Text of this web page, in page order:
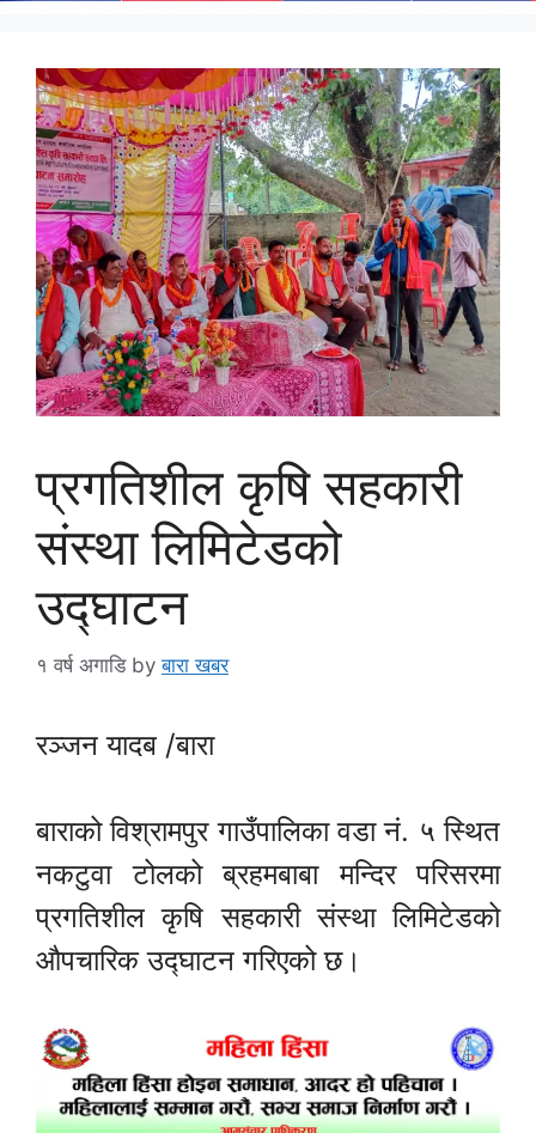
प्रगतिशील कृषि सहकारी
संस्था लिमिटेडको
उद्घाटन
१ वर्ष अगाडि byबारा खबर
रञ्जन यादब /बारा
बाराको विश्रामपुर गाउँपालिका वडा नं. ५ स्थित
नकटुवा टोलको ब्रहमबाबा मन्दिर परिसरमा
प्रगतिशील कृषि सहकारी संस्था लिमिटेडको
औपचारिक उद्घाटन गरिएको छ।